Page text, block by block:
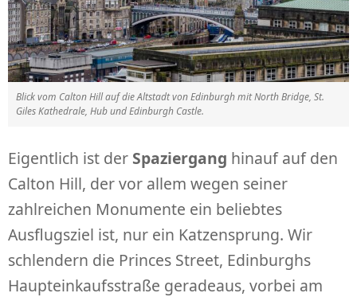
Blick vom Calton Hill auf die Altstadt von Edinburgh mit North Bridge, St.
Giles Kathedrale, Hub und Edinburgh Castle.
Eigentlich ist der Spaziergang hinauf auf den
Calton Hill, der vor allem wegen seiner
zahlreichen Monumente ein beliebtes
Ausflugsziel ist, nur ein Katzensprung. Wir
schlendern die Princes Street, Edinburghs
Haupteinkaufsstraße geradeaus, vorbei am